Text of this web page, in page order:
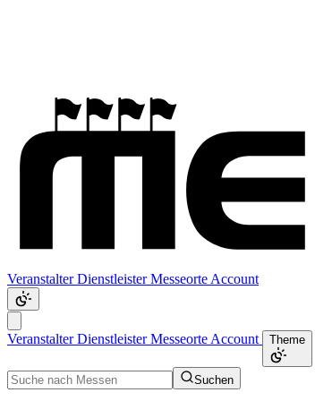
VeranstalterDienstleisterMesseorte Account
VeranstalterDienstleisterMesseorte Account Theme
Suchen